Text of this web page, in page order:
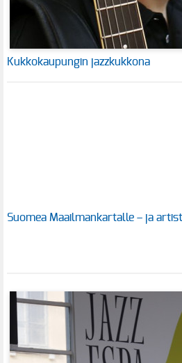
Kukkokaupungin jazzkukkona
Suomea Maailmankartalle – ja